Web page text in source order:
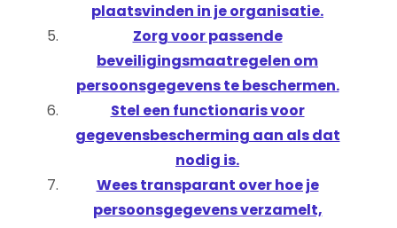
plaatsvinden in je organisatie.
Zorg voor passende
beveiligingsmaatregelen om
persoonsgegevens te beschermen.
Stel een functionaris voor
gegevensbescherming aan als dat
nodig is.
Wees transparant over hoe je
persoonsgegevens verzamelt,